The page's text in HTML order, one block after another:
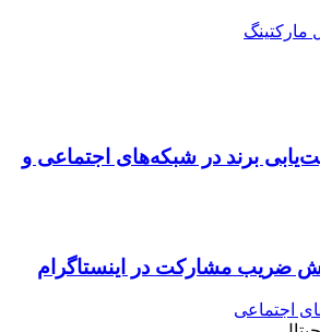
برند در شبکه‌های اجتماعی و
اجتماعی